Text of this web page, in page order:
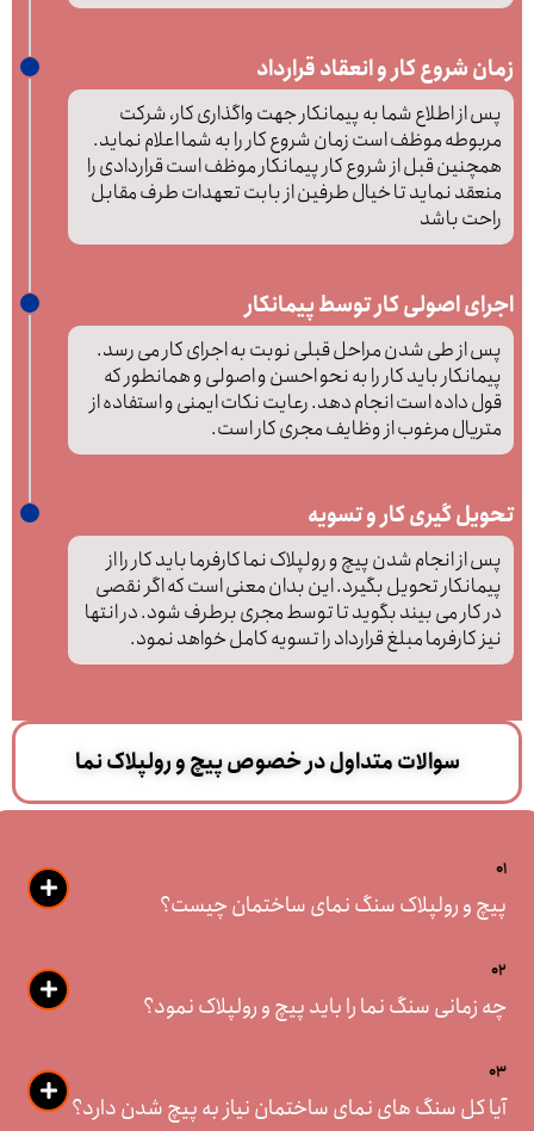
زمان شروع کار و انعقاد قرارداد
پس از اطلاع شما به پیمانکار جهت واگذاری کار، شرکت
مربوطه موظف است زمان شروع کار را به شما اعلام نماید.
همچنین قبل از شروع کار پیمانکار موظف است قراردادی را
منعقد نماید تا خیال طرفین از بابت تعهدات طرف مقابل
راحت باشد
اجرای اصولی کار توسط پیمانکار
پس از طی شدن مراحل قبلی نوبت به اجرای کار می رسد.
پیمانکار باید کار را به نحو احسن و اصولی و همانطور که
قول داده است انجام دهد. رعایت نکات ایمنی و استفاده از
متریال مرغوب از وظایف مجری کار است.
تحویل گیری کار و تسویه
پس از انجام شدن پیچ و رولپلاک نما کارفرما باید کار را از
پیمانکار تحویل بگیرد. این بدان معنی است که اگر نقصی
در کار می بیند بگوید تا توسط مجری برطرف شود. در انتها
نیز کارفرما مبلغ قرارداد را تسویه کامل خواهد نمود.
سوالات متداول در خصوص پیچ و رولپلاک نما
01
پیچ و رولپلاک سنگ نمای ساختمان چیست؟
02
چه زمانی سنگ نما را باید پیچ و رولپلاک نمود؟
03
آیا کل سنگ های نمای ساختمان نیاز به پیچ شدن دارد؟